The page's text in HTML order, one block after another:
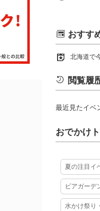
おすす
北海道で
閲覧履
最近見たイベ
おでかけ
夏の注目イ
ビアガーデ
水かけ祭り